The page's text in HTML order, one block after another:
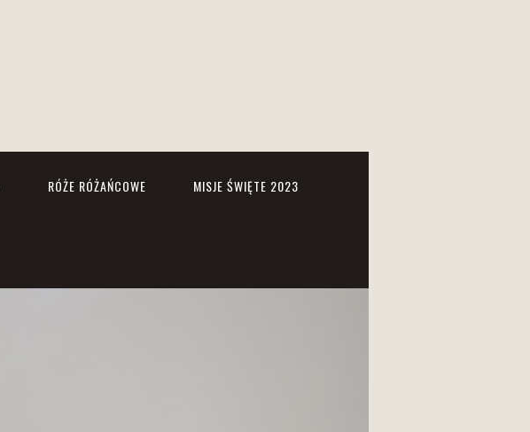
RÓŻE RÓŻAŃCOWE MISJE ŚWIĘTE 2023